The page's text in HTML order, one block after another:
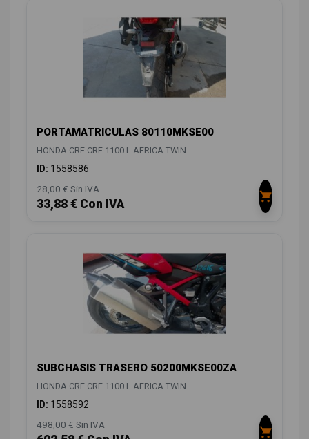
PORTAMATRICULAS 80110MKSE00
HONDA CRF CRF 1100 L AFRICA TWIN
ID: 1558586
28,00 € Sin IVA
33,88 € Con IVA
SUBCHASIS TRASERO 50200MKSE00ZA
HONDA CRF CRF 1100 L AFRICA TWIN
ID: 1558592
498,00 € Sin IVA